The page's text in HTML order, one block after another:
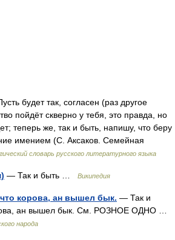
будет так, согласен (раз другое
пойдёт скверно у тебя, это правда, но
теперь же, так и быть, напишу, что беру
имением (С. Аксаков. Семейная
словарь русского литературного языка
— Так и быть … Википедия
корова, ан вышел бык. — Так и
ан вышел бык. См. РОЗНОЕ ОДНО …
народа